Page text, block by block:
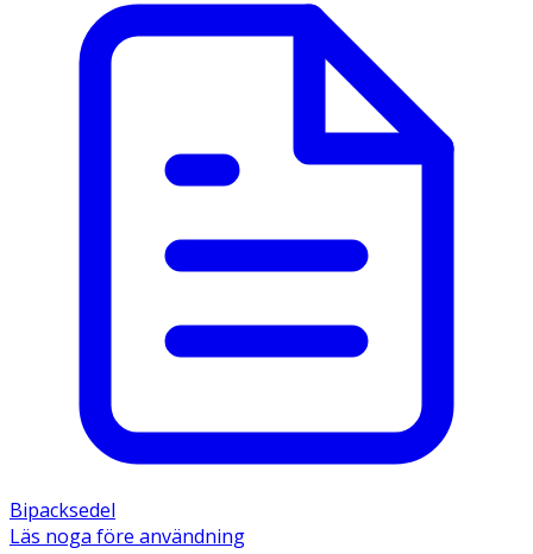
Bipacksedel
Läs noga före användning